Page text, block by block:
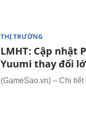
THỊ TRƯỜNG
LMHT: Cập nhật
Yuumi thay đổi
(GameSao.vn) – Chi